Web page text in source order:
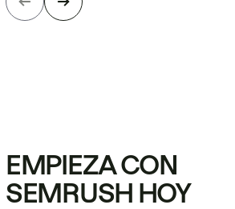
EMPIEZA CON
SEMRUSH HOY